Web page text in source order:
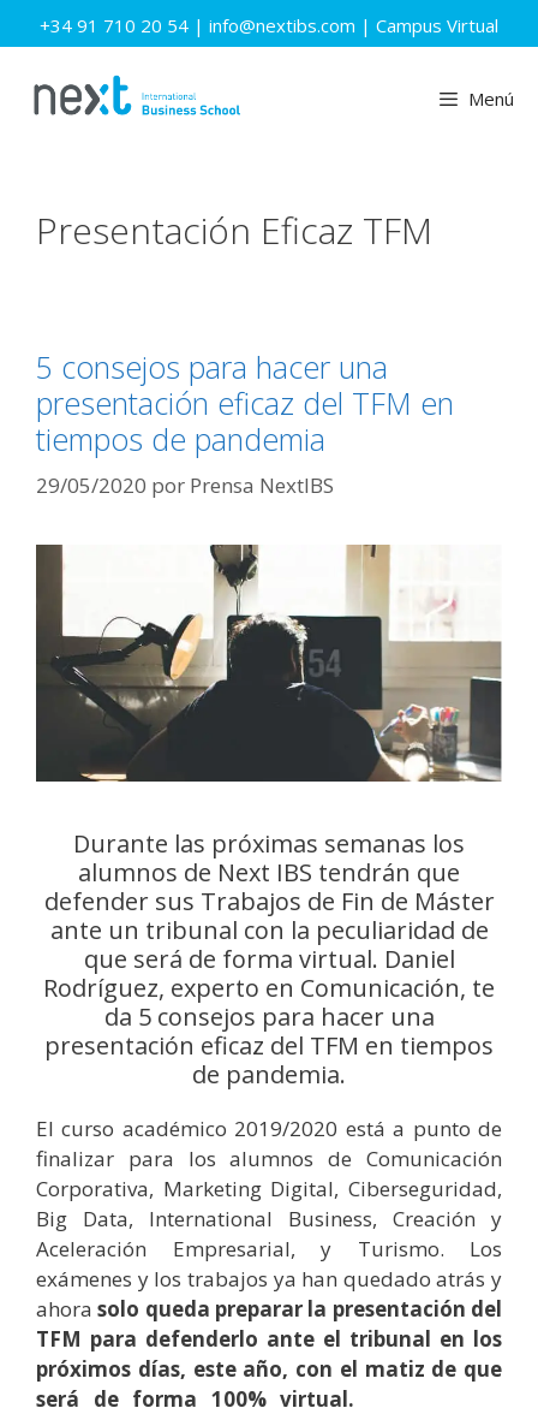
Saltar
al
+34 91 710 20 54 | info@nextibs.com | Campus Virtual
Menú
Presentación Eficaz TFM
5 consejos para hacer una
presentación eficaz del TFM en
tiempos de pandemia
29/05/2020 por Prensa NextIBS
Durante las próximas semanas los
alumnos de Next IBS tendrán que
defender sus Trabajos de Fin de Máster
ante un tribunal con la peculiaridad de
que será de forma virtual. Daniel
Rodríguez, experto en Comunicación, te
da 5 consejos para hacer una
presentación eficaz del TFM en tiempos
de pandemia.
El curso académico 2019/2020 está a punto de
finalizar para los alumnos de Comunicación
Corporativa, Marketing Digital, Ciberseguridad,
Big Data, International Business, Creación y
Aceleración Empresarial, y Turismo. Los
exámenes y los trabajos ya han quedado atrás y
ahorasolo queda preparar la presentación del
TFM para defenderlo ante el tribunal en los
próximos días, este año, con el matiz de que
será de forma 100% virtual.